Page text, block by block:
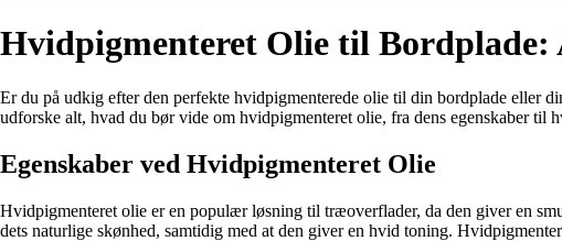
Hvidpigmenteret Olie til Bordplade:
Er du på udkig efter den perfekte hvidpigmenterede olie til din bordplade eller
udforske alt, hvad du bør vide om hvidpigmenteret olie, fra dens egenskaber til
Egenskaber ved Hvidpigmenteret Olie
Hvidpigmenteret olie er en populær løsning til træoverflader, da den giver en
dets naturlige skønhed, samtidig med at den giver en hvid toning.